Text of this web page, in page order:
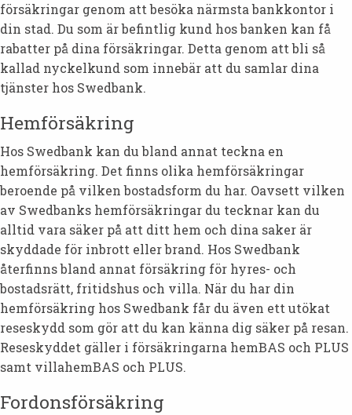
försäkringar genom att besöka närmsta bankkontor i
din stad. Du som är befintlig kund hos banken kan få
rabatter på dina försäkringar. Detta genom att bli så
kallad nyckelkund som innebär att du samlar dina
tjänster hos Swedbank.
Hemförsäkring
Hos Swedbank kan du bland annat teckna en
hemförsäkring. Det finns olika hemförsäkringar
beroende på vilken bostadsform du har. Oavsett vilken
av Swedbanks hemförsäkringar du tecknar kan du
alltid vara säker på att ditt hem och dina saker är
skyddade för inbrott eller brand. Hos Swedbank
återfinns bland annat försäkring för hyres- och
bostadsrätt, fritidshus och villa. När du har din
hemförsäkring hos Swedbank får du även ett utökat
reseskydd som gör att du kan känna dig säker på resan.
Reseskyddet gäller i försäkringarna hemBAS och PLUS
samt villahemBAS och PLUS.
Fordonsförsäkring